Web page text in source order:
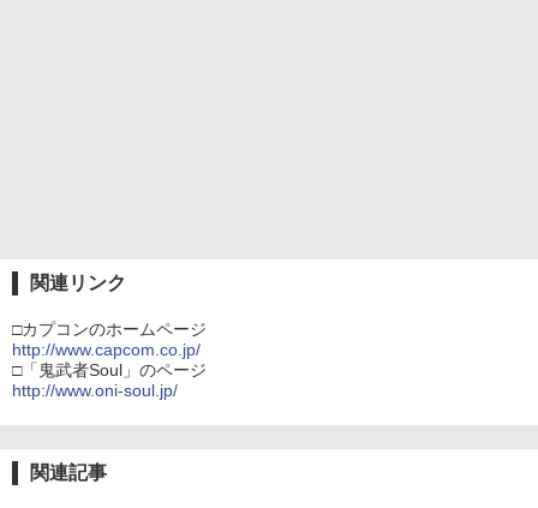
関連リンク
□カプコンのホームページ
http://www.capcom.co.jp/
□「鬼武者Soul」のページ
http://www.oni-soul.jp/
関連記事